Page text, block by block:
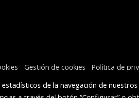
Gestión de cookies Política de
de la navegación de nuestros